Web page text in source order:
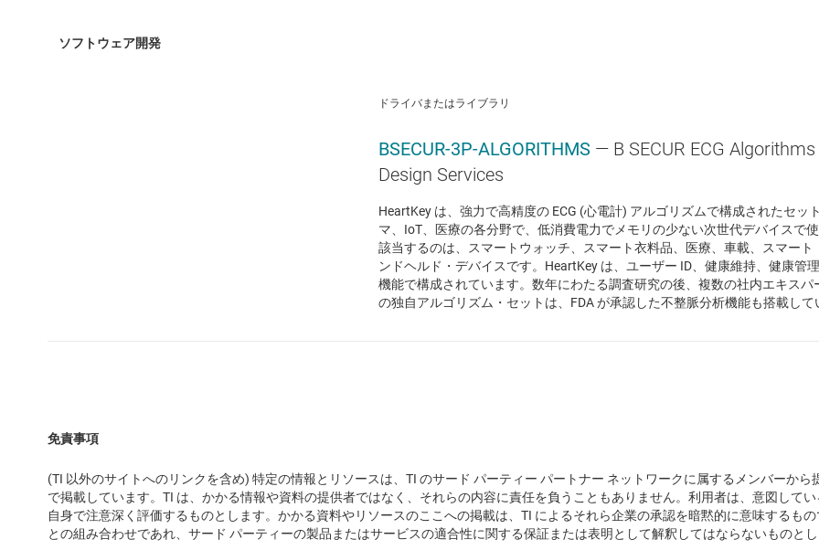
ドライバまたはライブラリ
BSECUR-3P-ALGORITHMS — B SECUR ECG
Design Services
HeartKey は、強力で高精度の ECG (心電計) アルゴリズムで構成されたセッ
マ、IoT、医療の各分野で、低消費電力でメモリの少ない次世代デバイスで
該当するのは、スマートウォッチ、スマート衣料品、医療、車載、スマート
ンドヘルド・デバイスです。HeartKey は、ユーザー ID、健康維持、健康管
機能で構成されています。数年にわたる調査研究の後、複数の社内エキスパ
の独自アルゴリズム・セットは、FDA が承認した不整脈分析機能も搭載し
免責事項
(TI 以外のサイトへのリンクを含め) 特定の情報とリソースは、TI のサード パーティー パートナー ネットワークに属するメンバーか
で掲載しています。TI は、かかる情報や資料の提供者ではなく、それらの内容に責任を負うこともありません。利用者は、意図して
自身で注意深く評価するものとします。かかる資料やリソースのここへの掲載は、TI によるそれら企業の承認を暗黙的に意味するも
との組み合わせであれ、サード パーティーの製品またはサービスの適合性に関する保証または表明として解釈してはならないものとし